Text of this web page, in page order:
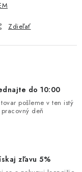
Zdieľať
do 10:00
pošleme v ten istý
pracovný deň
zľavu 5%